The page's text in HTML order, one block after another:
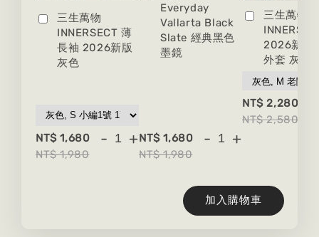
三生萬物
INNERSECT 薄
長袖 2026新版
灰色
NT$ 1,680
NT$ 1,980
- +
Everyday
Vallarta Black
Slate 經典黑色
墨鏡
NT$ 1,680
NT$ 1,980
- +
三生萬物
2026新版
外套 灰色
NT$ 2,280
NT$ 2,580
加入購物車